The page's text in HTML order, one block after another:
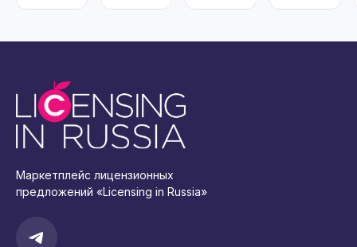
Маркетплейс лицензионных
предложений «Licensing in Russia»